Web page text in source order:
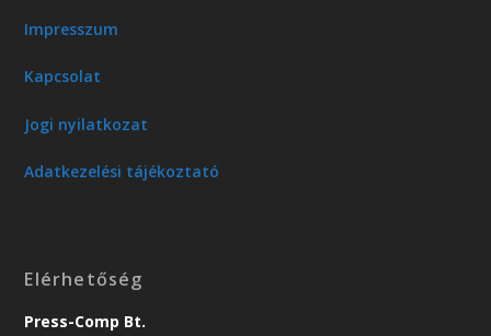
Impresszum
Kapcsolat
Jogi nyilatkozat
Adatkezelési tájékoztató
Elérhetőség
Press-Comp Bt.